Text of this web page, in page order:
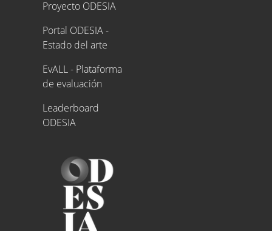
Proyecto ODESIA
Portal ODESIA -
Estado del arte
EvALL - Plataforma
de evaluación
Leaderboard
ODESIA